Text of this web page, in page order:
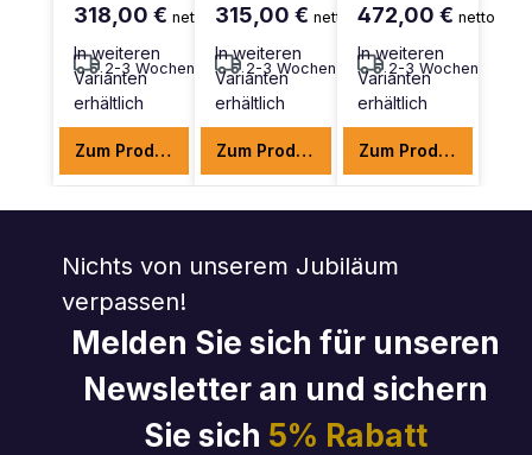
318,00 € netto
2-3 Wochen
In weiteren
Varianten
erhältlich
Zum Produkt
315,00 €netto
2-3 Wochen
In weiteren
Varianten
erhältlich
Zum Produkt
472,00 € netto
2-3 Wochen
In weiteren
Varianten
erhältlich
Zum Produkt
Nichts von unserem Jubiläum
verpassen!
Melden Sie sich für unseren
Newsletter an und sichern
Sie sich 5% Rabatt